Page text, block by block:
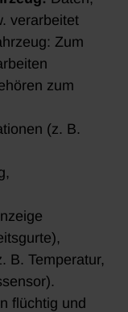
verarbeitet
Zum
zum
(z. B.
B. Temperatur,
flüchtig und